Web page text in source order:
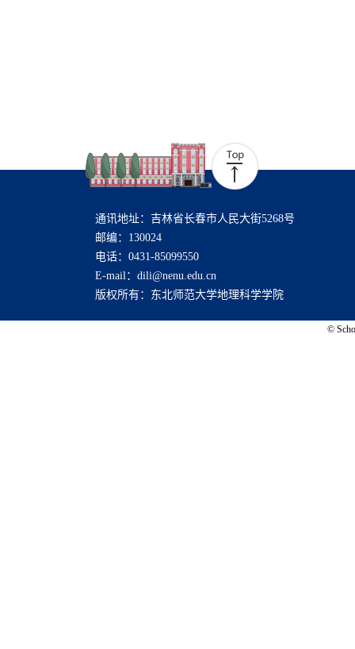
通讯地址：吉林省长春市人民大街5268号
邮编：130024
电话：0431-85099550
E-mail：dili@nenu.edu.cn
版权所有：东北师范大学地理科学学院
©